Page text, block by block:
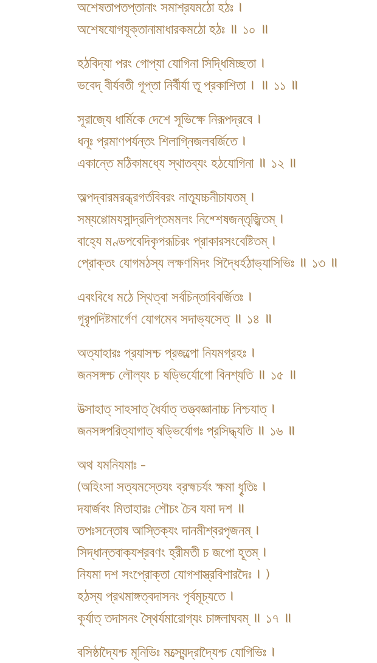
অশেষতাপতপ্তানাং সমাশ্রযমঠো হঠঃ ।
অশেষযোগযূক্তানামাধারকমঠো হঠঃ ॥ ১০ ॥
হঠবিদ্যা পরং গোপ্যা যোগিনা সিদ্ধিমিচ্ছতা ।
ভবেদ্ বীর্যবতী গূপ্তা নির্বীর্যা তূ প্রকাশিতা । ॥ ১১ ॥
সূরাজ্যে ধার্মিকে দেশে সূভিক্ষে নিরূপদ্রবে ।
ধনূঃ প্রমাণপর্যন্তং শিলাগ্নিজলবর্জিতে ।
একান্তে মঠিকামধ্যে স্থাতব্যং হঠযোগিনা ॥ ১২ ॥
অল্পদ্বারমরন্ধ্রগর্তবিবরং নাত্যূচ্চনীচাযতম্ ।
সম্যগ্গোমযসান্দ্রলিপ্তমমলং নিশ্শেষজন্তৃজ্ঝিতম্ ।
বাহ্যে মণ্ডপবেদিকৃপরূচিরং প্রাকারসংবেষ্টিতম্ ।
প্রোক্তং যোগমঠস্য লক্ষণমিদং সিদ্ধৈর্হঠাভ্যাসিভিঃ ॥ ১৩ ॥
এবংবিধে মঠে স্থিত্বা সর্বচিন্তাবিবর্জিতঃ ।
গূরৃপদিষ্টমার্গেণ যোগমেব সদাভ্যসেত্ ॥ ১৪ ॥
অত্যাহারঃ প্রযাসশ্চ প্রজল্পো নিযমগ্রহঃ ।
জনসঙ্গশ্চ লৌল্যং চ ষড্ভির্যোগো বিনশ্যতি ॥ ১৫ ॥
উত্সাহাত্ সাহসাত্ ধৈর্যাত্ তত্ত্বজ্ঞানাচ্চ নিশ্চযাত্ ।
জনসঙ্গপরিত্যাগাত্ ষড্ভির্যোগঃ প্রসিদ্ধ্যতি ॥ ১৬ ॥
অথ যমনিযমাঃ -
(অহিংসা সত্যমস্তেযং ব্রহ্মচর্যং ক্ষমা ধৄতিঃ ।
দযার্জবং মিতাহারঃ শৌচং চৈব যমা দশ ॥
তপঃসন্তোষ আস্তিক্যং দানমীশ্বরপৃজনম্ ।
সিদ্ধান্তবাক্যশ্রবণং হ্রীমতী চ জপো হূতম্ ।
নিযমা দশ সংপ্রোক্তা যোগশাস্ত্রবিশারদৈঃ । )
হঠস্য প্রথমাঙ্গত্বদাসনং পৃর্বমূচ্যতে ।
কূর্যাত্ তদাসনং স্থৈর্যমারোগ্যং চাঙ্গলাঘবম্ ॥ ১৭ ॥
বসিষ্ঠাদ্যৈশ্চ মূনিভিঃ মত্স্যেন্দ্রাদ্যৈশ্চ যোগিভিঃ ।